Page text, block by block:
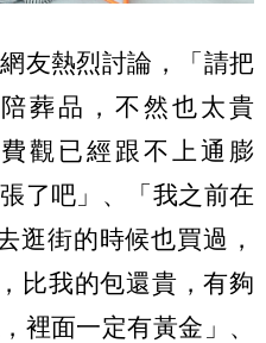
友熱烈討論，「請把
葬品，不然也太貴
觀已經跟不上通膨
了吧」、「我之前在
逛街的時候也買過，
比我的包還貴，有夠
裡面一定有黃金」、